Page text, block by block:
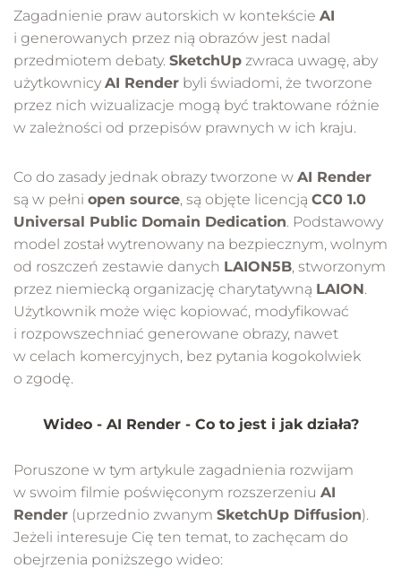
Zagadnienie praw autorskich w kontekście AI
i generowanych przez nią obrazów jest nadal
przedmiotem debaty. SketchUp zwraca uwagę, aby
użytkownicy AI Render byli świadomi, że tworzone
przez nich wizualizacje mogą być traktowane różnie
w zależności od przepisów prawnych w ich kraju.
Co do zasady jednak obrazy tworzone w AI Render
są w pełni open source, są objęte licencją CC0 1.0
Universal Public Domain Dedication. Podstawowy
model został wytrenowany na bezpiecznym, wolnym
od roszczeń zestawie danych LAION5B, stworzonym
przez niemiecką organizację charytatywną LAION.
Użytkownik może więc kopiować, modyfikować
i rozpowszechniać generowane obrazy, nawet
w celach komercyjnych, bez pytania kogokolwiek
o zgodę.
Wideo - AI Render - Co to jest i jak działa?
Poruszone w tym artykule zagadnienia rozwijam
w swoim filmie poświęconym rozszerzeniu AI
Render (uprzednio zwanym SketchUp Diffusion).
Jeżeli interesuje Cię ten temat, to zachęcam do
obejrzenia poniższego wideo: